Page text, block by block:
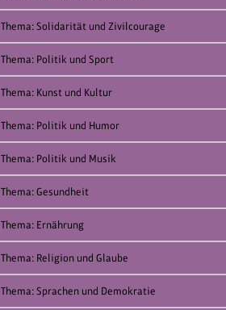
Thema: Solidarität und Zivilcourage
Thema: Politik und Sport
Thema: Kunst und Kultur
Thema: Politik und Humor
Thema: Politik und Musik
Thema: Gesundheit
Thema: Ernährung
Thema: Religion und Glaube
Thema: Sprachen und Demokratie